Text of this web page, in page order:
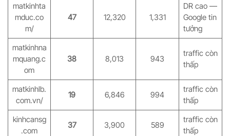
matkinhta
mduc.co
m/
47 12,320 1,331
DR cao —
Google tin
tưởng
matkinhna
mquang.c
om
38 8,013 943
traffic còn
thấp
matkinhlb.
com.vn/
19 6,846 994
traffic còn
thấp
kinhcansg
.com
37 3,900 589
traffic còn
thấp